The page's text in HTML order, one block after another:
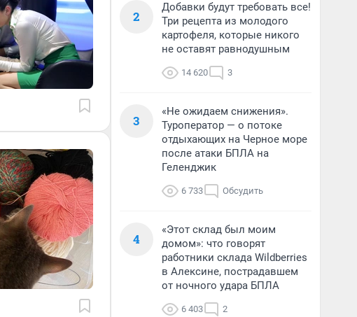
2
Добавки будут требовать все!
Три рецепта из молодого
картофеля, которые никого
не оставят равнодушным
14 620 3
3
«Не ожидаем снижения».
Туроператор — о потоке
отдыхающих на Черное море
после атаки БПЛА на
Геленджик
6 733 Обсудить
4
«Этот склад был моим
домом»: что говорят
работники склада Wildberries
в Алексине, пострадавшем
от ночного удара БПЛА
6 403 2